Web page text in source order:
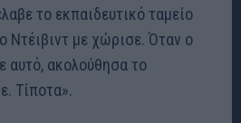
το εκπαιδευτικό ταμείο
Ντέιβιντ με χώρισε. Όταν ο
αυτό, ακολούθησα το
Τίποτα».